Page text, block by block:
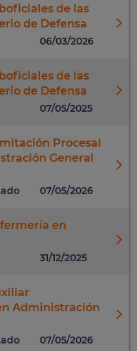
de las
de Defensa
06/03/2026
de las
de Defensa
07/05/2025
Procesal
General
07/05/2026
en
31/12/2025
Administración
07/05/2026